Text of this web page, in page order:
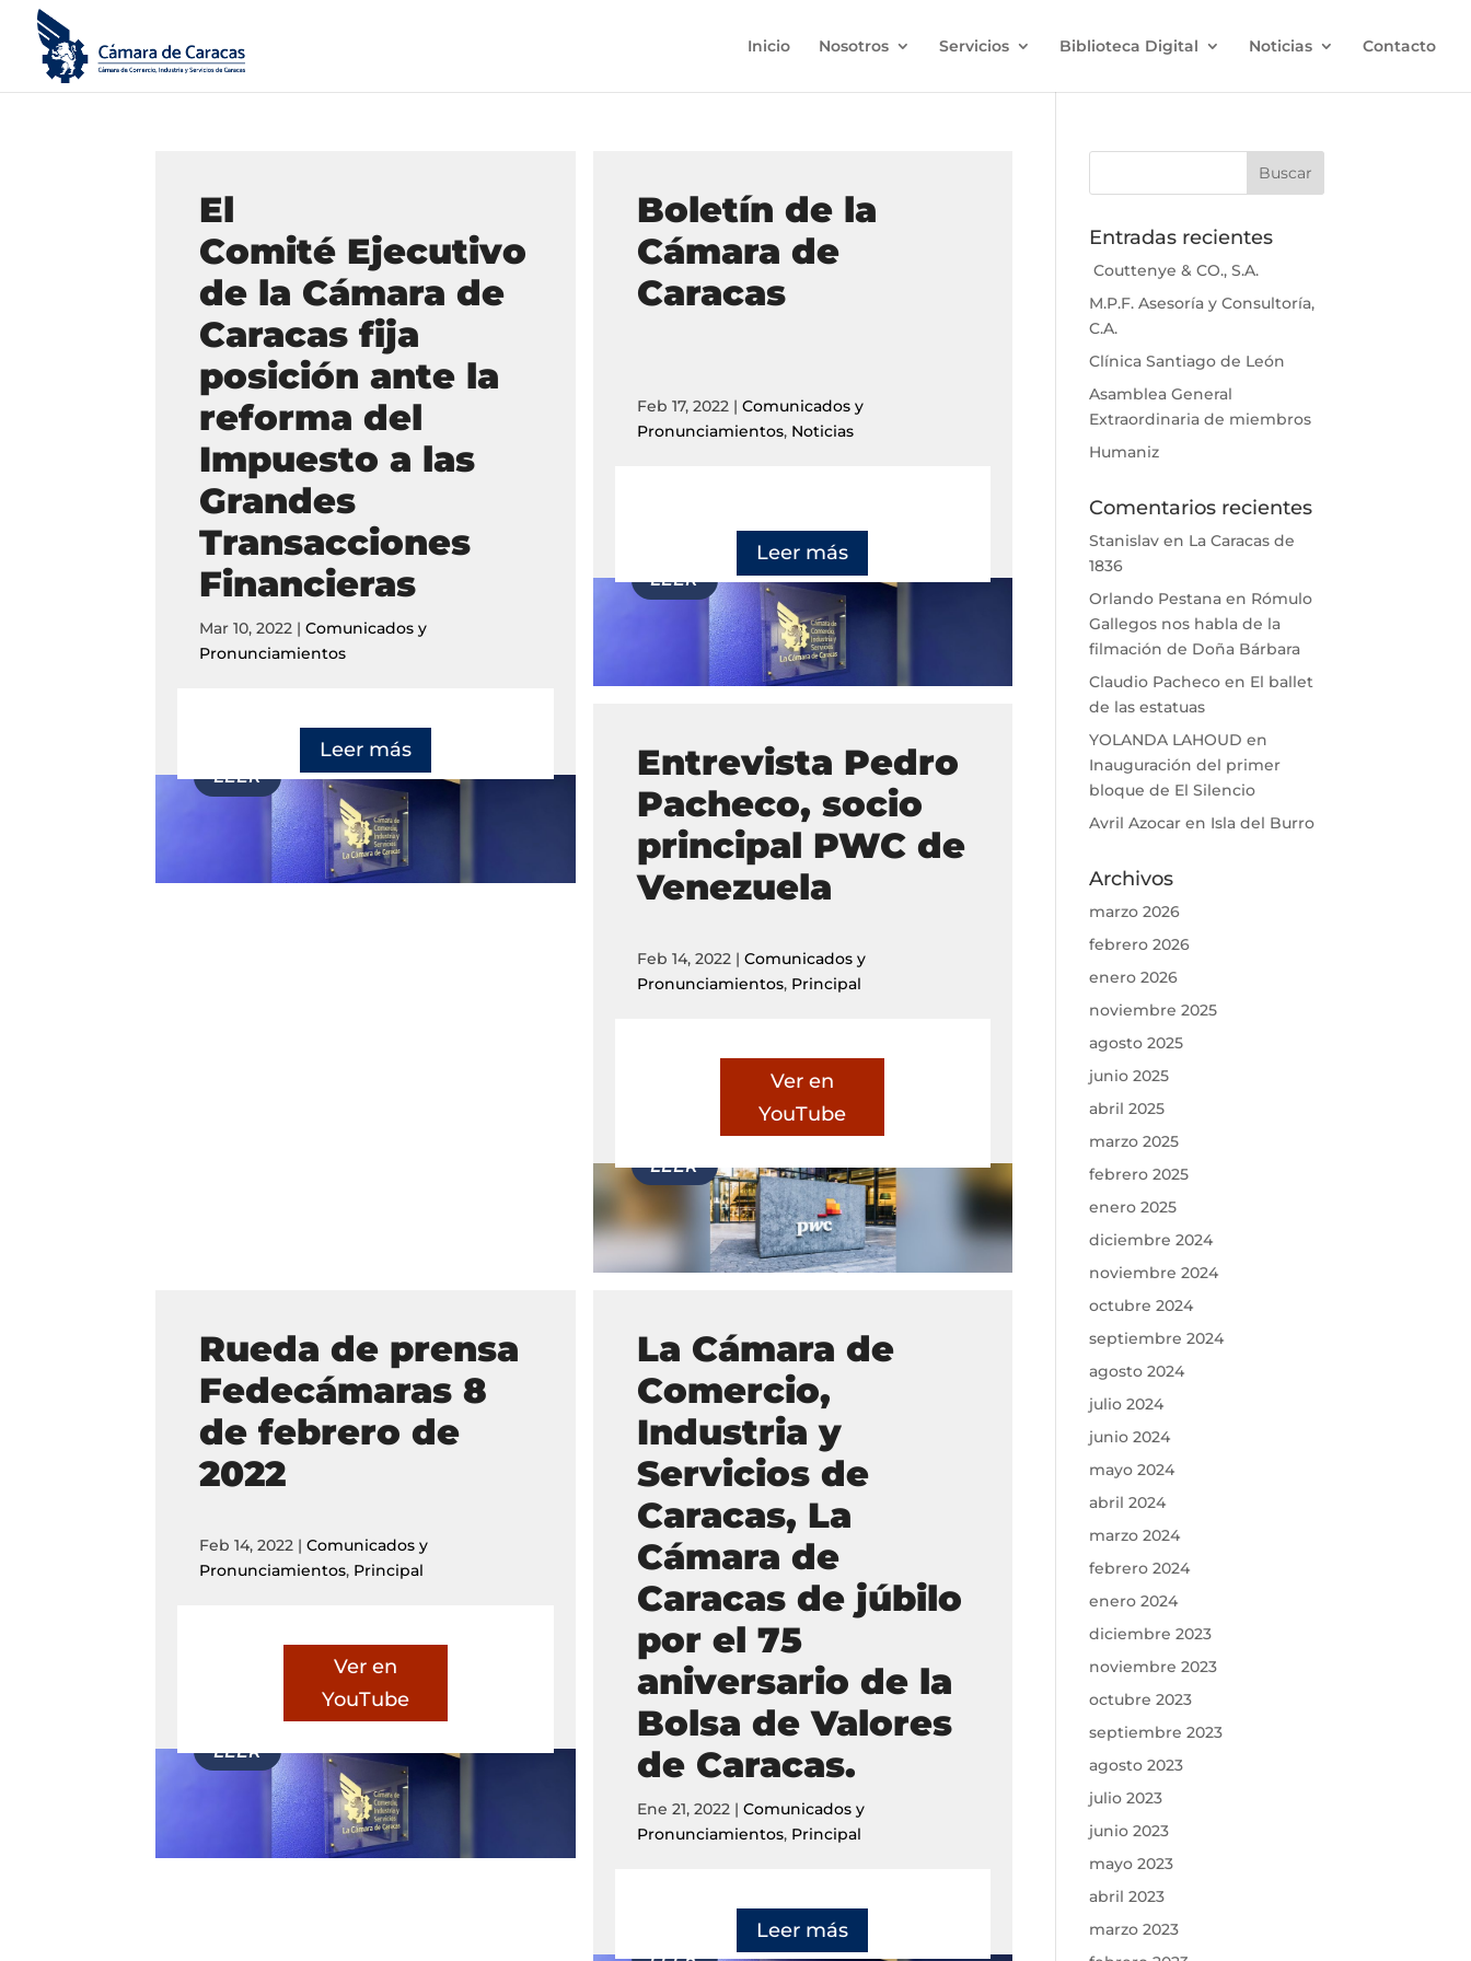
Inicio Nosotros Servicios Biblioteca Digital Noticias Contacto
El
Comité Ejecutivo
de la Cámara de
Caracas fija
posición ante la
reforma del
Impuesto a las
Grandes
Transacciones
Financieras
Mar 10, 2022 |Comunicados y
Pronunciamientos
Leer más
Boletín de la
Cámara de
Caracas
Feb 17, 2022| Comunicados y
Pronunciamientos, Noticias
Leer más
Entrevista Pedro
Pacheco, socio
principal PWC de
Venezuela
Feb 14, 2022| Comunicados y
Pronunciamientos, Principal
Ver en
YouTube
Rueda de prensa
Fedecámaras 8
de febrero de
2022
Feb 14, 2022 |Comunicados y
Pronunciamientos, Principal
Ver en
YouTube
La Cámara de
Comercio,
Industria y
Servicios de
Caracas, La
Cámara de
Caracas de júbilo
por el 75
aniversario de la
Bolsa de Valores
de Caracas.
Ene 21, 2022 | Comunicados y
Pronunciamientos, Principal
Leer más
Entradas recientes
Couttenye & CO., S.A.
M.P.F. Asesoría y Consultoría,
C.A.
Clínica Santiago de León
Asamblea General
Extraordinaria de miembros
Humaniz
Comentarios recientes
Stanislaven La Caracas de
1836
Orlando Pestanaen Rómulo
Gallegos nos habla de la
filmación de Doña Bárbara
Claudio Pachecoen El ballet
de las estatuas
YOLANDA LAHOUD en
Inauguración del primer
bloque de El Silencio
Avril Azocaren Isla del Burro
Archivos
marzo 2026
febrero 2026
enero 2026
noviembre 2025
agosto 2025
junio 2025
abril 2025
marzo 2025
febrero 2025
enero 2025
diciembre 2024
noviembre 2024
octubre 2024
septiembre 2024
agosto 2024
julio 2024
junio 2024
mayo 2024
abril 2024
marzo 2024
febrero 2024
enero 2024
diciembre 2023
noviembre 2023
octubre 2023
septiembre 2023
agosto 2023
julio 2023
junio 2023
mayo 2023
abril 2023
marzo 2023